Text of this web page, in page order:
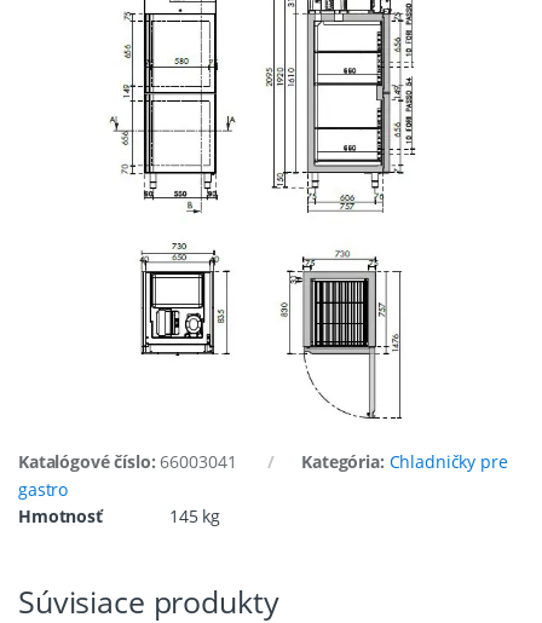
Katalógové číslo:66003041 Kategória: Chladničky pre
gastro
Hmotnosť
145 kg
Súvisiace produkty